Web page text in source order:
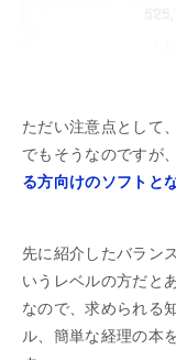
ただい注意点として
でもそうなのですが、
る方向けのソフトと
先に紹介したバラン
いうレベルの方だと
なので、求められる
ル、簡単な経理の本